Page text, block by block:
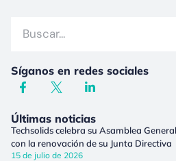
Síganos en redes sociales
Últimas noticias
Techsolids celebra su Asamblea
con la renovación de su Junta Directiva
15 de julio de 2026